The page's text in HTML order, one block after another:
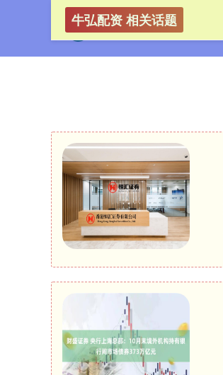
牛弘配资 相关话题